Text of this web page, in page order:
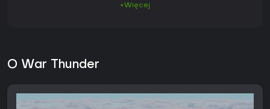
+Więcej
O War Thunder